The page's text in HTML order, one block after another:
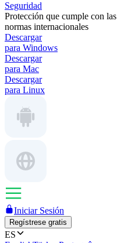
Seguridad
Protección que cumple con las
normas internacionales
Descargar
para Windows
Descargar
para Mac
Descargar
para Linux
Iniciar Sesión
Regístrese gratis
ES